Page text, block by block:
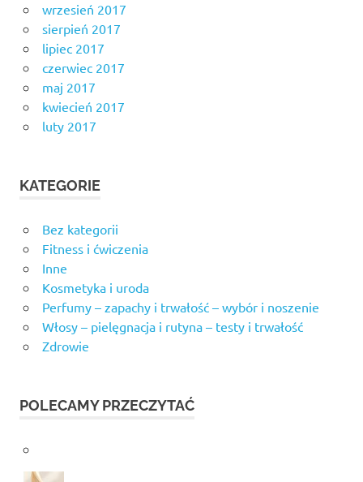
wrzesień 2017
sierpień 2017
lipiec 2017
czerwiec 2017
maj 2017
kwiecień 2017
luty 2017
KATEGORIE
Bez kategorii
Fitness i ćwiczenia
Inne
Kosmetyka i uroda
Perfumy – zapachy i trwałość – wybór i noszenie
Włosy – pielęgnacja i rutyna – testy i trwałość
Zdrowie
POLECAMY PRZECZYTAĆ